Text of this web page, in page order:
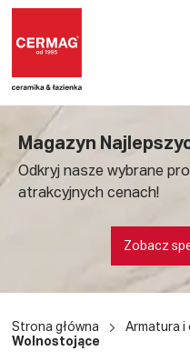
Magazyn
Odkryj nasze wybrane
atrakcyjnych cenach!
Zobacz
Strona główna Armatura i
Wolnostojące